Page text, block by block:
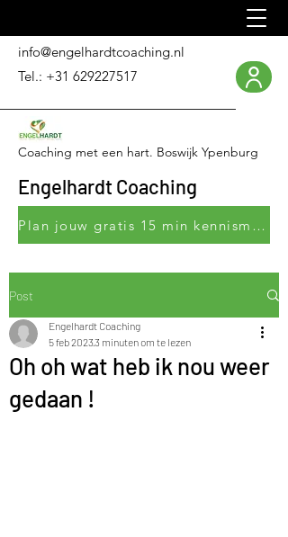
info@engelhardtcoaching.nl
Coaching met een hart. Boswijk Ypenburg
Plan jouw gratis 15 min kennismakingsgesprek
Tel.: +31 629227517
Engelhardt Coaching
Post
Oh oh wat heb ik nou weer
gedaan !
Engelhardt Coaching
5 feb 20233 minuten om te lezen